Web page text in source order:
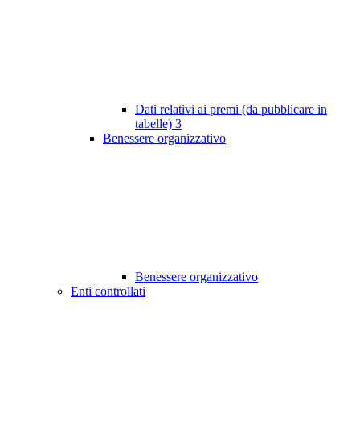
Dati relativi ai premi (da pubblicare in
tabelle) 3
Benessere organizzativo
Benessere organizzativo
Enti controllati